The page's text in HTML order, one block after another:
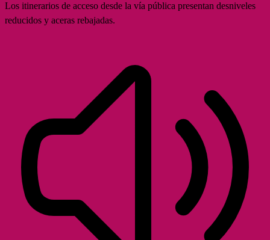
Los itinerarios de acceso desde la vía pública presentan desniveles
reducidos y aceras rebajadas.